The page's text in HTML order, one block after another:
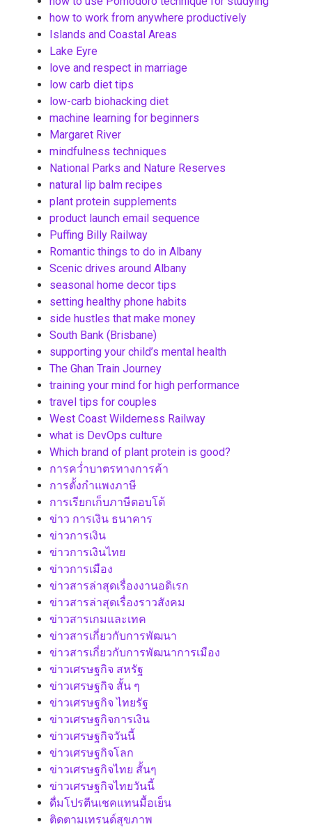
how to work from anywhere productively
Islands and Coastal Areas
Lake Eyre
love and respect in marriage
low carb diet tips
low-carb biohacking diet
machine learning for beginners
Margaret River
mindfulness techniques
National Parks and Nature Reserves
natural lip balm recipes
plant protein supplements
product launch email sequence
Puffing Billy Railway
Romantic things to do in Albany
Scenic drives around Albany
seasonal home decor tips
setting healthy phone habits
side hustles that make money
South Bank (Brisbane)
supporting your child’s mental health
The Ghan Train Journey
training your mind for high performance
travel tips for couples
West Coast Wilderness Railway
what is DevOps culture
Which brand of plant protein is good?
การคว่ำบาตรทางการค้า
การตั้งกำแพงภาษี
การเรียกเก็บภาษีตอบโต้
ข่าว การเงิน ธนาคาร
ข่าวการเงิน
ข่าวการเงินไทย
ข่าวการเมือง
ข่าวสารล่าสุดเรื่องงานอดิเรก
ข่าวสารล่าสุดเรื่องราวสังคม
ข่าวสารเกมและเทค
ข่าวสารเกี่ยวกับการพัฒนา
ข่าวสารเกี่ยวกับการพัฒนาการเมือง
ข่าวเศรษฐกิจ สหรัฐ
ข่าวเศรษฐกิจ สั้น ๆ
ข่าวเศรษฐกิจ ไทยรัฐ
ข่าวเศรษฐกิจการเงิน
ข่าวเศรษฐกิจวันนี้
ข่าวเศรษฐกิจโลก
ข่าวเศรษฐกิจไทย สั้นๆ
ข่าวเศรษฐกิจไทยวันนี้
ดื่มโปรตีนเชคแทนมื้อเย็น
ติดตามเทรนด์สุขภาพ